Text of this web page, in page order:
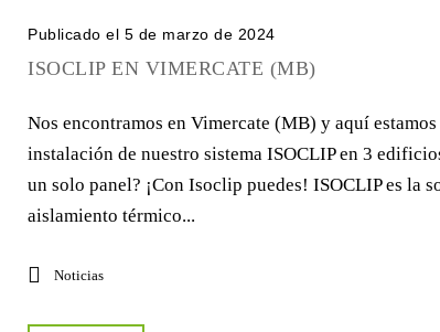
Publicado el 5 de marzo de 2024
ISOCLIP EN VIMERCATE (MB)
Nos encontramos en Vimercate (MB) y aquí
instalación de nuestro sistema ISOCLIP en 3
un solo panel? ¡Con Isoclip puedes! ISOCLIP es la
aislamiento térmico...
Noticias